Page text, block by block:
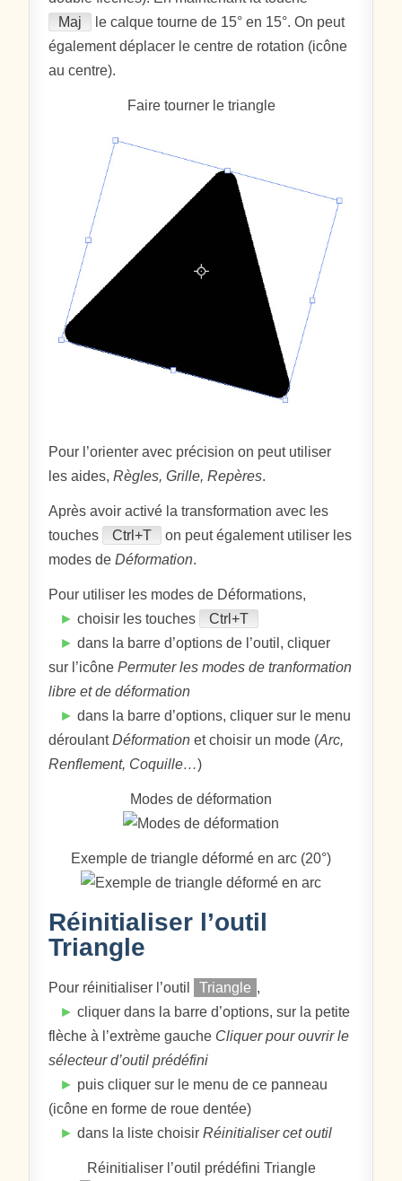
Maj
le calque tourne de 15° en 15°. On peut
également déplacer le centre de rotation (icône
au centre).
Faire tourner le triangle
Pour l’orienter avec précision on peut utiliser
les aides,Règles, Grille, Repères.
Après avoir activé la transformation avec les
touches
Ctrl+T
on peut également utiliser les
modes deDéformation.
Pour utiliser les modes de Déformations,
► choisir les touches
Ctrl+T
► dans la barre d’options de l’outil, cliquer
sur l’icônePermuter les modes de tranformation
libre et de déformation
► dans la barre d’options, cliquer sur le menu
déroulantDéformation et choisir un mode (Arc,
Renflement, Coquille…)
Modes de déformation
Exemple de triangle déformé en arc (20°)
Réinitialiser l’outil
Triangle
Pour réinitialiser l’outil Triangle ,
► cliquer dans la barre d’options, sur la petite
flèche à l’extrème gauche Cliquer pour ouvrir le
sélecteur d’outil prédéfini
► puis cliquer sur le menu de ce panneau
(icône en forme de roue dentée)
► dans la liste choisirRéinitialiser cet outil
Réinitialiser l’outil prédéfini Triangle